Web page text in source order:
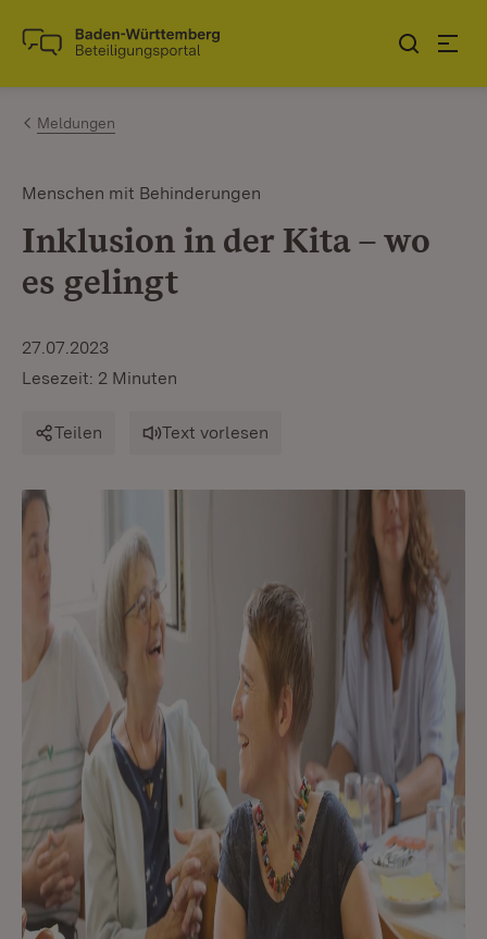
Zum Inhalt springen
Link zur Startseite
Meldungen
Menschen mit Behinderungen
Inklusion in der Kita – wo
es gelingt
27.07.2023
Lesezeit: 2 Minuten
Teilen Text vorlesen